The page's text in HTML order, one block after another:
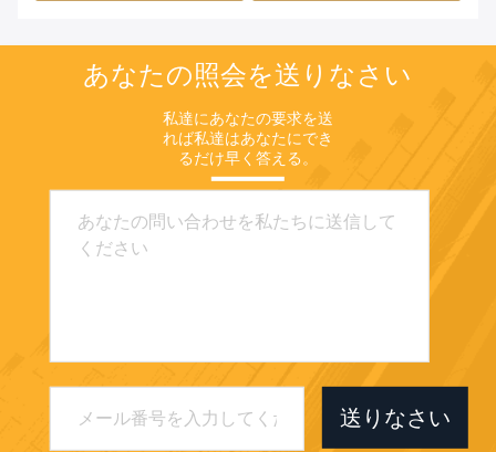
あなたの照会を送りなさい
私達にあなたの要求を送
れば私達はあなたにでき
るだけ早く答える。
送りなさい